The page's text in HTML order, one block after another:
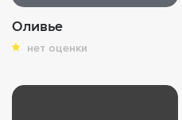
Оливье
нет оценки